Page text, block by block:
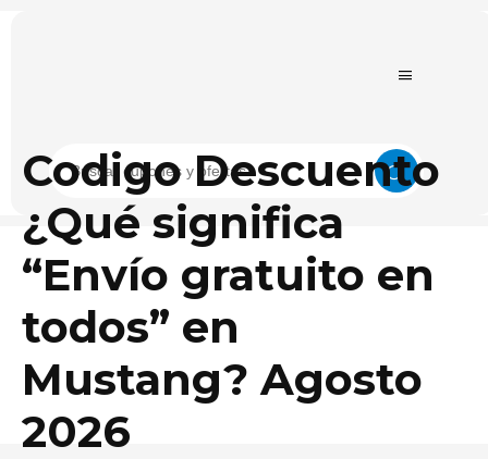
Codigo Descuento
¿Qué significa
“Envío gratuito en
todos” en
Mustang? Agosto
2026